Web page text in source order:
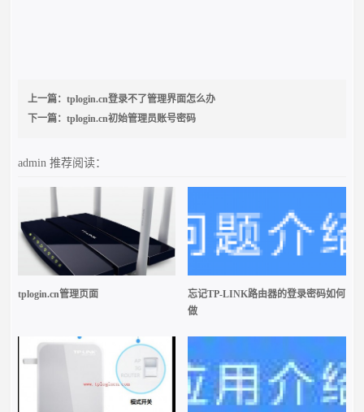
上一篇：tplogin.cn登录不了管理界面怎么办
下一篇：tplogin.cn初始管理员账号密码
admin推荐阅读：
tplogin.cn管理页面
忘记TP-LINK路由器的登录密码如何
做